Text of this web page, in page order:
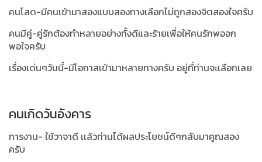
คนโสด-มีคนเข้ามาสองแบบสองทางเลือกไม่ถูกสองจิตสองใจครับ
คนมีคู่-คู่รักต้องทำหลายอย่างทั้งดีและร้ายเพื่อให้คนรักพออก
พอใจครับ
เรื่องเด่นๆวันนี้-มีโอกาสเข้ามาหลายทางครับ อยู่ที่ท่านจะเลือกเลย
คนเกิดวันอังคาร
การงาน- ใช้วาจาดี เเล้วท่านได้ผลประโยชน์ดีๆกลับมาคูณสอง
ครับ